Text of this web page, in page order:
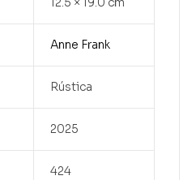
Anne Frank
Rústica
2025
424